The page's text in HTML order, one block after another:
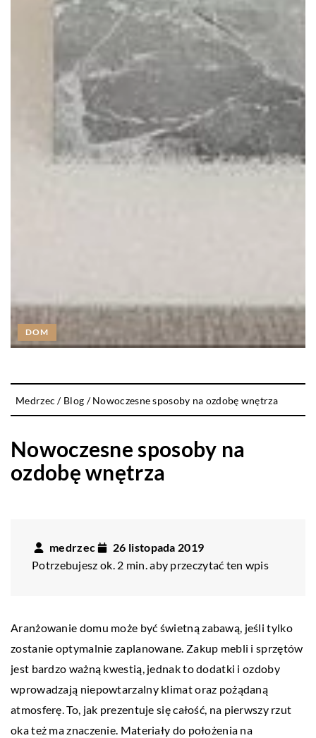
DOM
Medrzec / Blog /Nowoczesne sposoby na ozdobę wnętrza
Nowoczesne sposoby na
ozdobę wnętrza
medrzec
26 listopada 2019
Potrzebujesz ok. 2 min. aby przeczytać ten wpis
Aranżowanie domu może być świetną zabawą, jeśli tylko
zostanie optymalnie zaplanowane. Zakup mebli i sprzętów
jest bardzo ważną kwestią, jednak to dodatki i ozdoby
wprowadzają niepowtarzalny klimat oraz pożądaną
atmosferę. To, jak prezentuje się całość, na pierwszy rzut
oka też ma znaczenie. Materiały do położenia na